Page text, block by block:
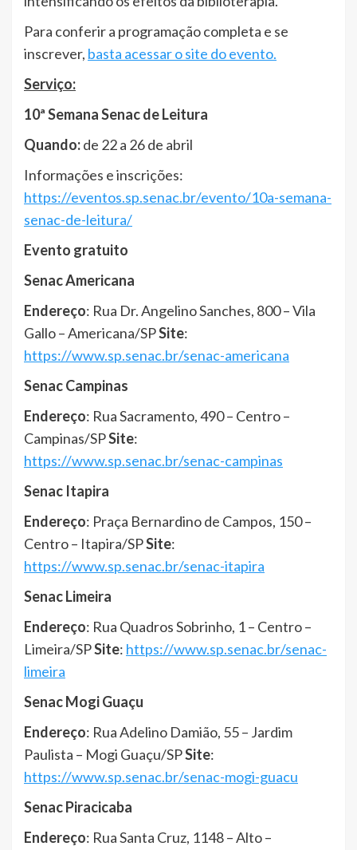
Para conferir a programação completa e se
inscrever, basta acessar o site do evento.
Serviço:
10ª Semana Senac de Leitura
Quando:de 22 a 26 de abril
Informações e inscrições:
https://eventos.sp.senac.br/evento/10a-semana-
senac-de-leitura/
Evento gratuito
Senac Americana
Endereço: Rua Dr. Angelino Sanches, 800 – Vila
Gallo – Americana/SPSite:
https://www.sp.senac.br/senac-americana
Senac Campinas
Endereço: Rua Sacramento, 490 – Centro –
Campinas/SPSite:
https://www.sp.senac.br/senac-campinas
Senac Itapira
Endereço: Praça Bernardino de Campos, 150 –
Centro – Itapira/SPSite:
https://www.sp.senac.br/senac-itapira
Senac Limeira
Endereço: Rua Quadros Sobrinho, 1 – Centro –
Limeira/SPSite: https://www.sp.senac.br/senac-
limeira
Senac Mogi Guaçu
Endereço: Rua Adelino Damião, 55 – Jardim
Paulista – Mogi Guaçu/SPSite:
https://www.sp.senac.br/senac-mogi-guacu
Senac Piracicaba
Endereço: Rua Santa Cruz, 1148 – Alto –